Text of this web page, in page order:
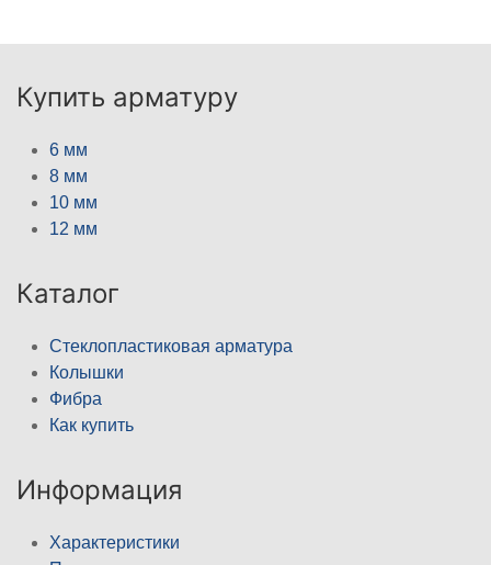
Купить арматуру
6 мм
8 мм
10 мм
12 мм
Каталог
Стеклопластиковая арматура
Колышки
Фибра
Как купить
Информация
Характеристики